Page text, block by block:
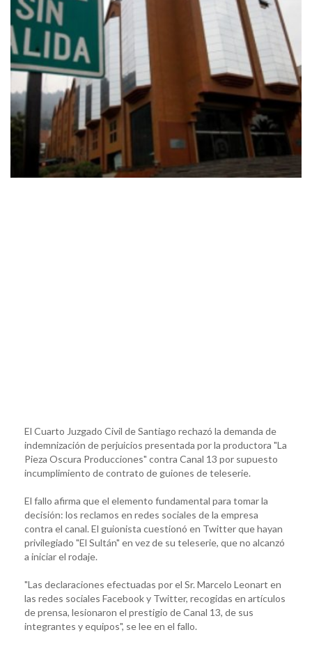
El Cuarto Juzgado Civil de Santiago rechazó la demanda de
indemnización de perjuicios presentada por la productora "La
Pieza Oscura Producciones" contra Canal 13 por supuesto
incumplimiento de contrato de guiones de teleserie.
El fallo afirma que el elemento fundamental para tomar la
decisión: los reclamos en redes sociales de la empresa
contra el canal. El guionista cuestionó en Twitter que hayan
privilegiado "El Sultán" en vez de su teleserie, que no alcanzó
a iniciar el rodaje.
"Las declaraciones efectuadas por el Sr. Marcelo Leonart en
las redes sociales Facebook y Twitter, recogidas en artículos
de prensa, lesionaron el prestigio de Canal 13, de sus
integrantes y equipos", se lee en el fallo.